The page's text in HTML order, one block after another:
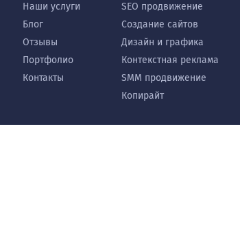
Наши услуги
Блог
Отзывы
Портфолио
Контакты
SEO продвижение
Создание сайтов
Дизайн и графика
Контекстная реклама
SMM продвижение
Копирайт